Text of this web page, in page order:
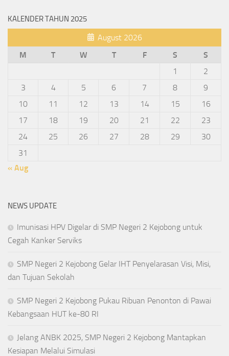
KALENDER TAHUN 2025
August 2026
M
T W T F S
S
1
2
3
4 5 6 7 8
9
10
11 12 13 14 15
16
17
18 19 20 21 22
23
24
25 26 27 28 29
30
31
« Aug
NEWS UPDATE
Imunisasi HPV Digelar di SMP Negeri 2 Kejobong untuk
Cegah Kanker Serviks
SMP Negeri 2 Kejobong Gelar IHT Penyelarasan Visi, Misi,
dan Tujuan Sekolah
SMP Negeri 2 Kejobong Pukau Ribuan Penonton di Pawai
Kebangsaan HUT ke-80 RI
Jelang ANBK 2025, SMP Negeri 2 Kejobong Mantapkan
Kesiapan Melalui Simulasi